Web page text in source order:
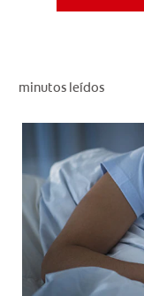
minutos leídos